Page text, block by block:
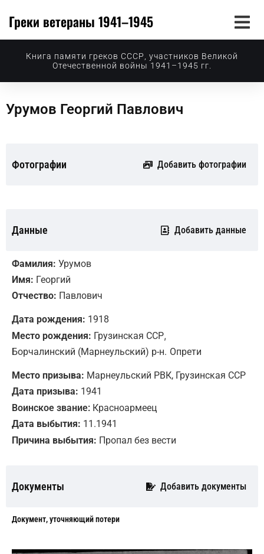
Греки ветераны 1941–1945
Книга памяти греков СССР, участников Великой
Отечественной войны 1941–1945 гг.
Урумов Георгий Павлович
Фотографии Добавить фотографии
Данные Добавить данные
Фамилия: Урумов
Имя: Георгий
Отчество: Павлович
Дата рождения: 1918
Место рождения: Грузинская ССР,
Борчалинский (Марнеульский) р-н. Опрети
Место призыва: Марнеульский РВК, Грузинская ССР
Дата призыва: 1941
Воинское звание: Красноармеец
Дата выбытия: 11.1941
Причина выбытия: Пропал без вести
Документы Добавить документы
Документ, уточняющий потери